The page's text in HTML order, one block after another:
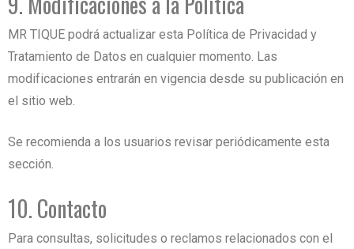
MR TIQUE podrá actualizar esta Política de Privacidad y
Tratamiento de Datos en cualquier momento. Las
modificaciones entrarán en vigencia desde su publicación en
el sitio web.
Se recomienda a los usuarios revisar periódicamente esta
sección.
10. Contacto
Para consultas, solicitudes o reclamos relacionados con el